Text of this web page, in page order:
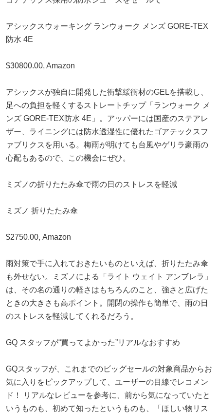
アシックスウォーキング ランウォーク メンズ GORE-TEX
防水 4E
$30800.00, Amazon
アシックスが独自に開発した衝撃緩衝材のGELを搭載し、
足への負担を軽くするストレートチップ「ランウォーク メ
ンズ GORE-TEX防水 4E」。アッパーには国産のステアレ
ザー、ライニングには防水透湿性に優れたゴアテックスフ
ァブリクスを用いる。梅雨が明けても台風やゲリラ豪雨の
心配もあるので、この機会にぜひ。
ミズノの折りたたみ傘で雨の日のストレスを軽減
ミズノ 折りたたみ傘
$2750.00, Amazon
雨対策で手に入れておきたいものといえば、折りたたみ傘
も外せない。ミズノによる「ライト ウェイト アンブレラ」
は、その名の通りの軽さはもちろんのこと、強さと広げた
ときの大きさも高ポイント。開閉の操作も簡単で、雨の日
のストレスを軽減してくれるだろう。
GQ スタッフが“買ってよかった”リアルなおすすめ
GQスタッフが、これまでのビッグセールの対象商品からお
気に入りをピックアップして、ユーザーの目線でレコメン
ド！ リアルなレビューを参考に、前から気になっていたと
いうものも、初めて知ったというものも、「ほしい物リス